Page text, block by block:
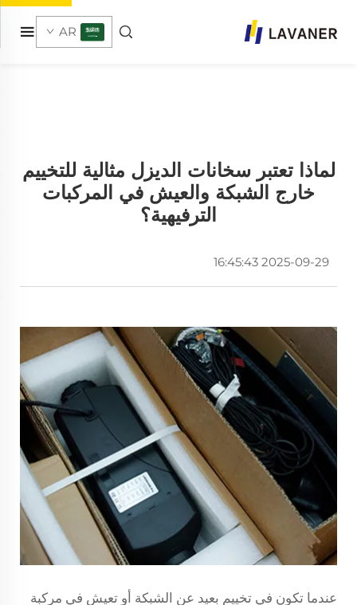
AR
لماذا تعتبر سخانات الديزل مثالية للتخييم
خارج الشبكة والعيش في المركبات
الترفيهية؟
2025-09-29 16:45:43
عندما تكون في تخييم بعيد عن الشبكة أو تعيش في مركبة